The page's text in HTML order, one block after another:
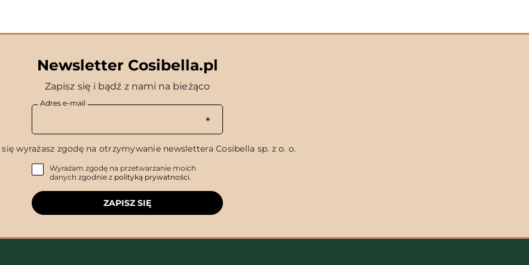
Newsletter Cosibella.pl
Zapisz się i bądź z nami na bieżąco
Adres e-mail
wyrażasz zgodę na otrzymywanie newslettera Cosibella sp. z o. o.
Wyrażam zgodę na przetwarzanie moich
danych zgodnie z polityką prywatności.
ZAPISZ SIĘ